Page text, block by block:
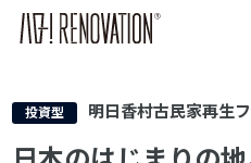
投資型 明日香村古民家再生